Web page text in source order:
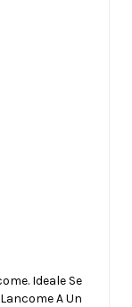
Ideale Se
A Un